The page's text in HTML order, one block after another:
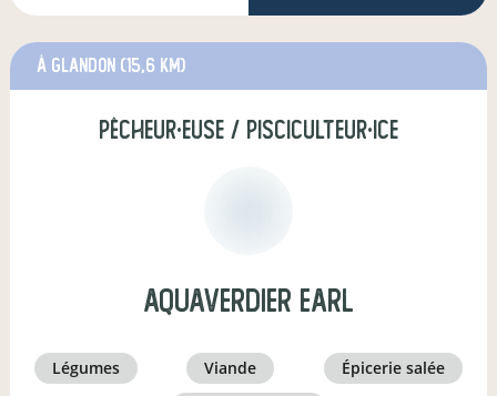
à Glandon (15,6 km)
pêcheur·euse / pisciculteur·ice
AQUAVERDIER EARL
légumes viande
épicerie salée